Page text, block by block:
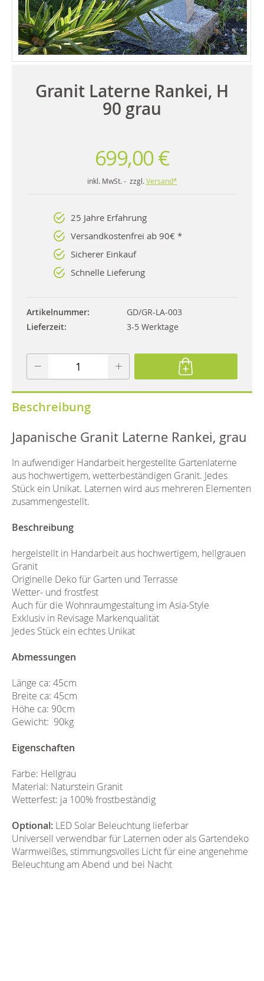
Granit Laterne Rankei, H
90 grau
699,00 €
inkl. MwSt. - zzgl. Versand*
25 Jahre Erfahrung
Versandkostenfrei ab 90€ *
Sicherer Einkauf
Schnelle Lieferung
Artikelnummer
GD/GR-LA-003
Lieferzeit
3-5 Werktage
Beschreibung
Japanische Granit Laterne Rankei, grau
In aufwendiger Handarbeit hergestellte Gartenlaterne
aus hochwertigem, wetterbeständigen Granit. Jedes
Stück ein Unikat. Laternen wird aus mehreren Elementen
zusammengestellt.
Beschreibung
hergelstellt in Handarbeit aus hochwertigem, hellgrauen
Granit
Originelle Deko für Garten und Terrasse
Wetter- und frostfest
Auch für die Wohnraumgestaltung im Asia-Style
Exklusiv in Revisage Markenqualität
Jedes Stück ein echtes Unikat
Abmessungen
Länge ca: 45cm
Breite ca: 45cm
Höhe ca: 90cm
Gewicht: 90kg
Eigenschaften
Farbe: Hellgrau
Material: Naturstein Granit
Wetterfest: ja 100% frostbeständig
Optional: LED Solar Beleuchtung lieferbar
Universell verwendbar für Laternen oder als Gartendeko
Warmweißes, stimmungsvolles Licht für eine angenehme
Beleuchtung am Abend und bei Nacht